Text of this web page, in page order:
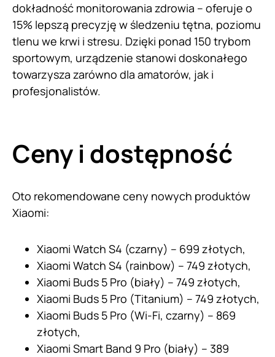
dokładność monitorowania zdrowia – oferuje o
15% lepszą precyzję w śledzeniu tętna, poziomu
tlenu we krwi i stresu. Dzięki ponad 150 trybom
sportowym, urządzenie stanowi doskonałego
towarzysza zarówno dla amatorów, jak i
profesjonalistów.
Ceny i dostępność
Oto rekomendowane ceny nowych produktów
Xiaomi:
Xiaomi Watch S4 (czarny) – 699 złotych,
Xiaomi Watch S4 (rainbow) – 749 złotych,
Xiaomi Buds 5 Pro (biały) – 749 złotych,
Xiaomi Buds 5 Pro (Titanium) – 749 złotych,
Xiaomi Buds 5 Pro (Wi-Fi, czarny) – 869
złotych,
Xiaomi Smart Band 9 Pro (biały) – 389